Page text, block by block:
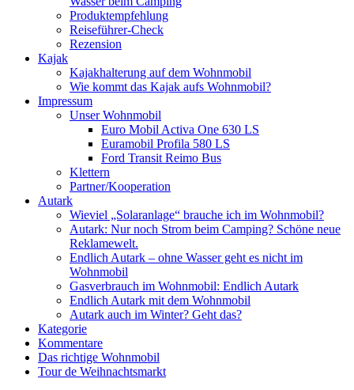
Produktempfehlung
Reiseführer-Check
Rezension
Kajak
Kajakhalterung auf dem Wohnmobil
Wie kommt das Kajak aufs Wohnmobil?
Impressum
Unser Wohnmobil
Euro Mobil Activa One 630 LS
Euramobil Profila 580 LS
Ford Transit Reimo Bus
Klettern
Partner/Kooperation
Autark
Wieviel „Solaranlage“ brauche ich im Wohnmobil?
Autark: Nur noch Strom beim Camping? Schöne neue
Reklamewelt.
Endlich Autark – ohne Wasser geht es nicht im
Wohnmobil
Gasverbrauch im Wohnmobil: Endlich Autark
Endlich Autark mit dem Wohnmobil
Autark auch im Winter? Geht das?
Kategorie
Kommentare
Das richtige Wohnmobil
Tour de Weihnachtsmarkt